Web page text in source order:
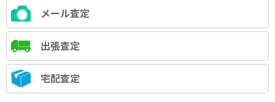
メール査定
出張査定
宅配査定